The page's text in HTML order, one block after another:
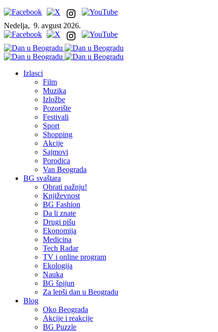
Nedelja, 9. avgust 2026.
Izlasci
Film
Muzika
Izložbe
Pozorište
Festivali
Sport
Shopping
Akcije
Sajmovi
Porodica
Van Beograda
BG svaštara
Obrati pažnju!
Književnost
BG Fashion
Da li znate
Drugi pišu
Ekonomija
Medicina
Tech Radar
TV i online program
Ekologija
Nauka
BG špijun
Za lepši dan u Beogradu
Blog
Oko Beograda
Akcije i reakcije
BG Puzzle